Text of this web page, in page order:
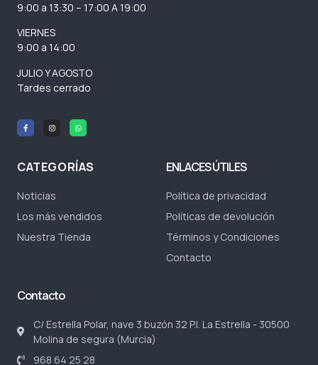
9:00 a 13:30 – 17:00 A 19:00
VIERNES
9:00 a 14:00
JULIO Y AGOSTO
Tardes cerrado
CATEGORÍAS
Noticias
Los más vendidos
Nuestra Tienda
ENLACES ÚTILES
Política de privacidad
Políticas de devolución
Términos y Condiciones
Contacto
Contacto
C/ Estrella Polar, nave 3 buzón 32 P.I. La Estrella - 30500
Molina de segura (Murcia)
968 64 25 28